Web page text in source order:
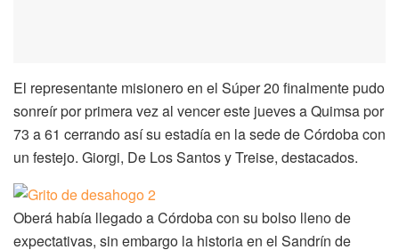
El representante misionero en el Súper 20 finalmente pudo
sonreír por primera vez al vencer este jueves a Quimsa por
73 a 61 cerrando así su estadía en la sede de Córdoba con
un festejo. Giorgi, De Los Santos y Treise, destacados.
Oberá había llegado a Córdoba con su bolso lleno de
expectativas, sin embargo la historia en el Sandrín de